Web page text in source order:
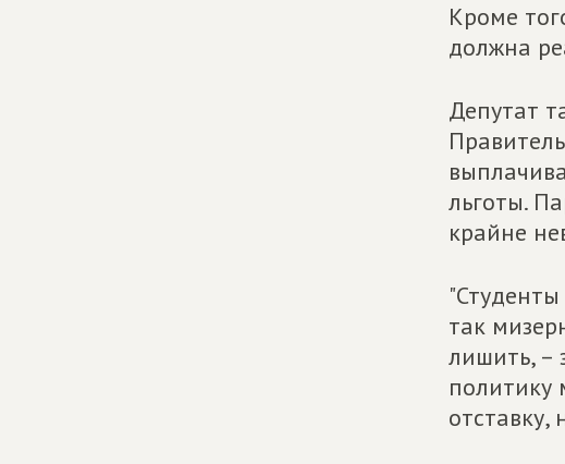
Кроме
должна
Депутат
льготы.
крайне
так
лишить, –
политику
отставку,